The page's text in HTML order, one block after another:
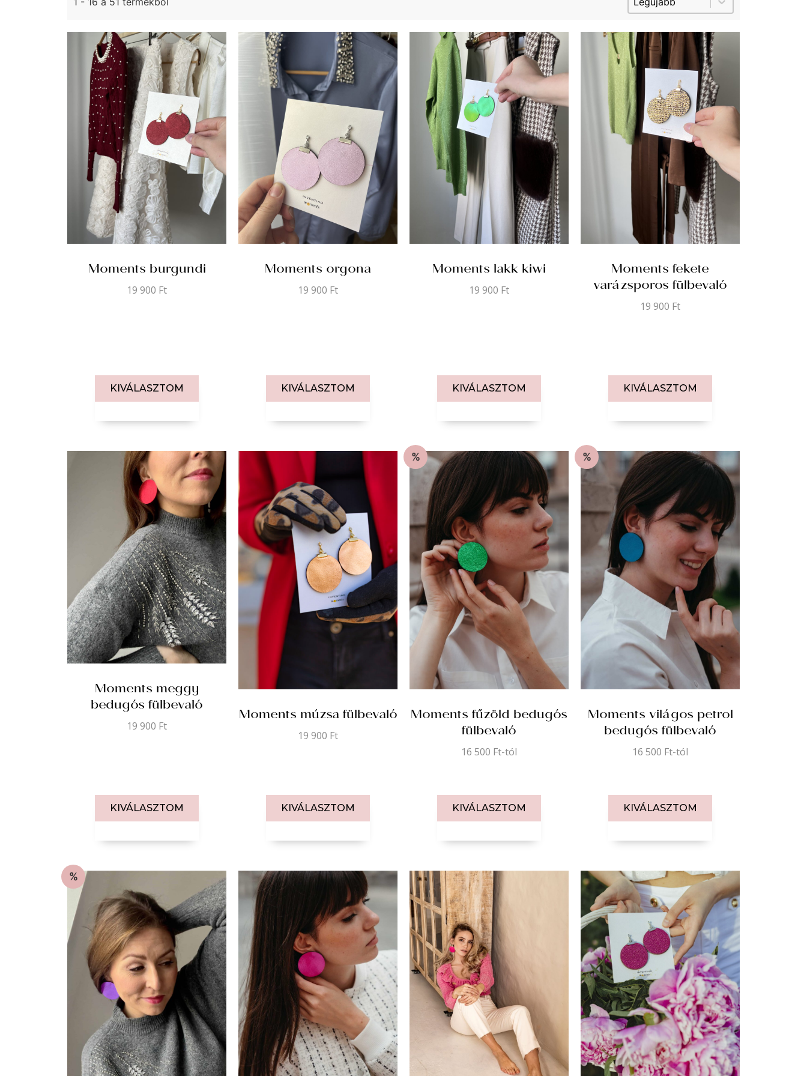
Moments burgundi
19 900 Ft
KIVÁLASZTOM
Moments orgona
19 900 Ft
KIVÁLASZTOM
Moments lakk kiwi
19 900 Ft
KIVÁLASZTOM
Moments fekete
varázsporos fülbevaló
19 900 Ft
KIVÁLASZTOM
Moments meggy
bedugós fülbevaló
19 900 Ft
KIVÁLASZTOM
Moments múzsa fülbevaló
19 900 Ft
KIVÁLASZTOM
%
Moments fűzöld bedugós
fülbevaló
16 500 Ft-tól
KIVÁLASZTOM
%
Moments világos petrol
bedugós fülbevaló
16 500 Ft-tól
KIVÁLASZTOM
%